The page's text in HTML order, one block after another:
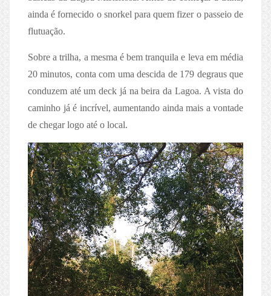
ainda é fornecido o snorkel para quem fizer o passeio de
flutuação.
Sobre a trilha, a mesma é bem tranquila e leva em média
20 minutos, conta com uma descida de 179 degraus que
conduzem até um deck já na beira da Lagoa. A vista do
caminho já é incrível, aumentando ainda mais a vontade
de chegar logo até o local.